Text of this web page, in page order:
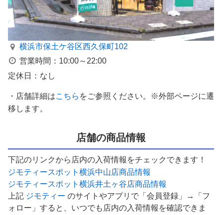
横浜市保土ケ谷区西久保町102
営業時間：10:00～22:00
定休日：なし
・店舗詳細はこちら をご参照ください。※外部ページに遷
移します。
店舗の商品情報
下記のリンクから店内の入荷情報をチェックできます！
ジモティースポット横浜中山店商品情報
ジモティースポット横浜井土ヶ谷店商品情報
上記 ジモティー のサイトやアプリで「会員登録」→「フ
ォロー」すると、いつでも店内の入荷情報を確認できま